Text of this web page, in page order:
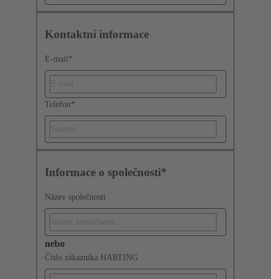
Kontaktní informace
E-mail *
Telefon*
Informace o společnosti*
Název společnosti
nebo
Číslo zákazníka HARTING